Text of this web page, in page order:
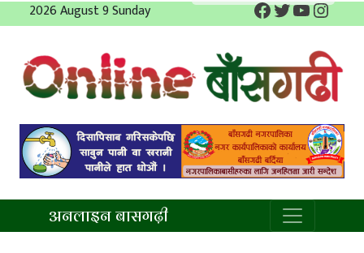
to
2026 August 9 Sunday Facebook
Twitter
YouTube
अनलाइन बासगढ़ी